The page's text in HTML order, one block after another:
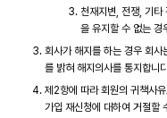
천재지변, 전쟁, 기타
을 유지할 수 없는 경
회사가 해지를 하는 경우 회사
를 밝혀 해지의사를 통지합니
제2항에 따라 회원의 귀책사
가입 재신청에 대하여 거절할